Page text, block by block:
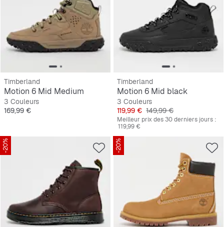
Timberland
Motion 6 Mid Medium
3 Couleurs
Prix
169,99 €
Timberland
Motion 6 Mid black
3 Couleurs
Prix
119,99 € Prix original
149,99 €
Meilleur prix des 30 derniers jours :
119,99 €
-20% -20%